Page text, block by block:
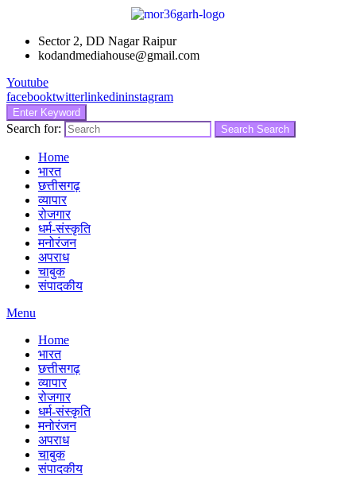
Sector 2, DD Nagar Raipur
kodandmediahouse@gmail.com
Youtube
facebooktwitterlinkedininstagram
Enter Keyword
Search for: Search Search
Home
भारत
छत्तीसगढ़
व्यापार
रोजगार
धर्म-संस्कृति
मनोरंजन
अपराध
चाबुक
संपादकीय
Menu
Home
भारत
छत्तीसगढ़
व्यापार
रोजगार
धर्म-संस्कृति
मनोरंजन
अपराध
चाबुक
संपादकीय